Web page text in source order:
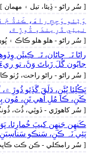
[ سُر راڻو - ڏِيئا، تيل ۽ مھمان ]
وَٺِئو وَڃِجِ راھَ، ڪَنڌُ مَ
نيئِي ڌَرِيندَءِ ڌُوڙِ ۾.
[ سُر راڻو - ھلو ھلو ڪاڪ ۽
راڻا نَہ ڄاڻان، تَہ ڪِيئَن
جايُون گُلَ زَباتَ وَڻَ، تو
[ سُر راڻو - راڻو راحت، رُٺو
ڀَڪُلِئا ڀُڻَنِ، دَلَقَ گَڏِئو ڌُوڙِ
ڪَنِ، ڪا مُلِ آھي تَنِ، مُون
[ سُر کاھوڙي - ڏوٿِي، ڏُٿ،
ڪَنھِن جَنھِن کيپَ خُمارِئا،
پَئِي نَہ ڪَنِ، سَنڪو
[ سُر رامڪلي - ڪن ڪٽ